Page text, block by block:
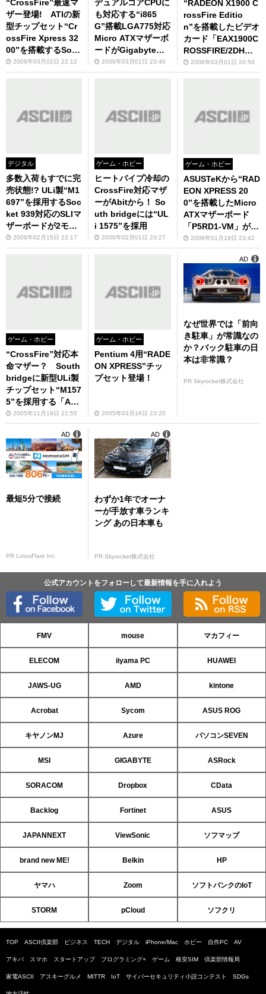
“CrossFire”最速マ
ザー登場! ATIの新
型チップセット“Cr
ossFire Xpress 32
00”を搭載するSock
et 939対応「A8R32
-MVP Deluxe」がA
2006年03月02日 22:12
デュアルコアCPUに
も対応する“i865
G”搭載LGA775対応
Micro ATXマザーボ
ードがGigabyteか
ら2006年03月01日 23:40
“RADEON X1900 C
rossFire Editio
n”を搭載したビデオ
カード「EAX1900C
ROSSFIRE/2DH」
がASUSTeKから
2006年03月01日 20:50
デジタル
多数入荷もすでに完
売状態!? ULi製“M1
697”を採用するSoc
ket 939対応のSLIマ
ザーボードが2モデ
ル、ASRockから販
売開始!!
2006年02月15日 22:17
ゲーム・ホビー
ヒートパイプ冷却の
CrossFire対応マザ
ーがAbitから！ So
uth bridgeには“UL
i 1575”を採用
2006年02月01日 23:27
ゲーム・ホビー
ASUSTeKから“RAD
EON XPRESS 20
0”を搭載したMicro
ATXマザーボード
「P5RD1-VM」が発
売に2006年01月19日 23:42
ゲーム・ホビー
“CrossFire”対応本
命マザー？ South
bridgeに新型ULi製
チップセット“M157
5”を採用する「A8R
-MVP」がASUSTeK
から発売!!
2005年11月19日 21:55
ゲーム・ホビー
Pentium 4用“RADE
ON XPRESS”チッ
プセット登場！
2005年03月16日 23:20
なぜ世界では「前向
き駐車」が常識なの
か？バック駐車の日
本は非常識？
PR Skyrocket株式会社
AD
最短5分で接続
PR LotusFlare Inc
AD
わずか1年でオーナ
ーが手放す車ランキ
ング あの日本車も
PR Skyrocket株式会社
AD
公式アカウントをフォローして最新情報を手に入れよう
FMV mouse マカフィー
ELECOM iiyama PC HUAWEI
JAWS-UG AMD kintone
Acrobat Sycom ASUS ROG
キヤノンMJ Azure パソコンSEVEN
MSI GIGABYTE ASRock
SORACOM Dropbox CData
Backlog Fortinet ASUS
JAPANNEXT ViewSonic ソフマップ
brand new ME! Belkin HP
ヤマハ Zoom ソフトバンクのIoT
STORM pCloud ソフクリ
TOP ASCII倶楽部 ビジネス TECH デジタル iPhone/Mac ホビー 自作PC AV
アキバ スマホ スタートアップ プログラミング+ ゲーム 格安SIM 倶楽部情報局
家電ASCII アスキーグルメ MITTR IoT サイバーセキュリティ小説コンテスト SDGs